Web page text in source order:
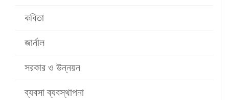
কবিতা
জার্নাল
সরকার ও উন্নয়ন
ব্যবসা ব্যবস্থাপনা